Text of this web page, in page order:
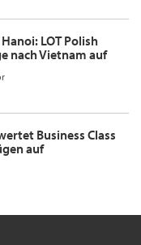
LOT Polish
nach Vietnam auf
Business Class
auf